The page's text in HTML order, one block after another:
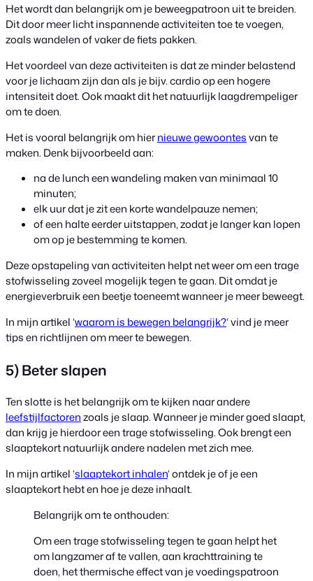
Het wordt dan belangrijk om je beweegpatroon uit te breiden.
Dit door meer licht inspannende activiteiten toe te voegen,
zoals wandelen of vaker de fiets pakken.
Het voordeel van deze activiteiten is dat ze minder belastend
voor je lichaam zijn dan als je bijv. cardio op een hogere
intensiteit doet. Ook maakt dit het natuurlijk laagdrempeliger
om te doen.
Het is vooral belangrijk om hiernieuwe gewoontesvan te
maken. Denk bijvoorbeeld aan:
na de lunch een wandeling maken van minimaal 10
minuten;
elk uur dat je zit een korte wandelpauze nemen;
of een halte eerder uitstappen, zodat je langer kan lopen
om op je bestemming te komen.
Deze opstapeling van activiteiten helpt net weer om een trage
stofwisseling zoveel mogelijk tegen te gaan. Dit omdat je
energieverbruik een beetje toeneemt wanneer je meer beweegt.
In mijn artikel ‘waarom is bewegen belangrijk?‘ vind je meer
tips en richtlijnen om meer te bewegen.
5) Beter slapen
Ten slotte is het belangrijk om te kijken naar andere
leefstijlfactorenzoals je slaap. Wanneer je minder goed slaapt,
dan krijg je hierdoor een trage stofwisseling. Ook brengt een
slaaptekort natuurlijk andere nadelen met zich mee.
In mijn artikel ‘slaaptekort inhalen‘ ontdek je of je een
slaaptekort hebt en hoe je deze inhaalt.
Belangrijk om te onthouden:
Om een trage stofwisseling tegen te gaan helpt het
om langzamer af te vallen, aan krachttraining te
doen, het thermische effect van je voedingspatroon